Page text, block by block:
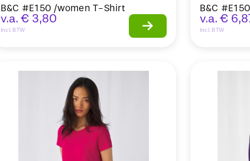
B&C #E150 /women T-Shirt
v.a. € 3,80
Incl. BTW
B&C
v.a. €
Incl. BTW